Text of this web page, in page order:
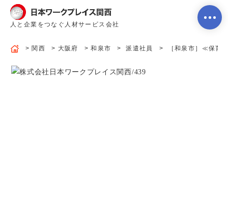
人と企業をつなぐ人材サービス会社
関西 大阪府 和泉市 派遣社員 ［和泉市］≪保育